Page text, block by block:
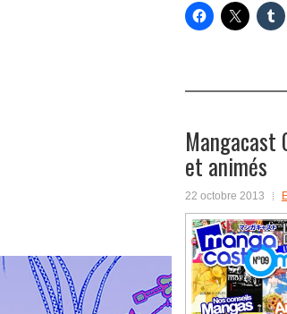
Mangacast
et animés
22 octobre 2013